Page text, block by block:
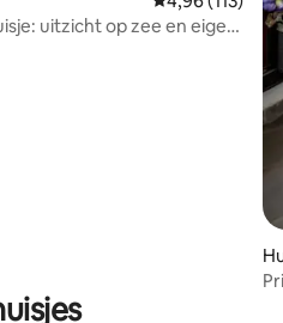
uitzicht op zee en eigen